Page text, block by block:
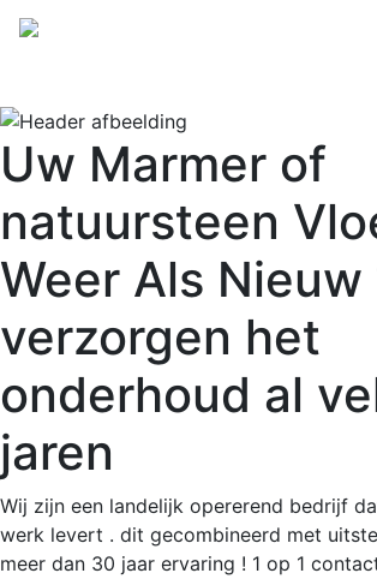
Uw Marmer of
natuursteen
Weer Als Nieuw
verzorgen het
onderhoud al
jaren
Wij zijn een landelijk opererend bedrijf
werk levert . dit gecombineerd met
meer dan 30 jaar ervaring ! 1 op 1